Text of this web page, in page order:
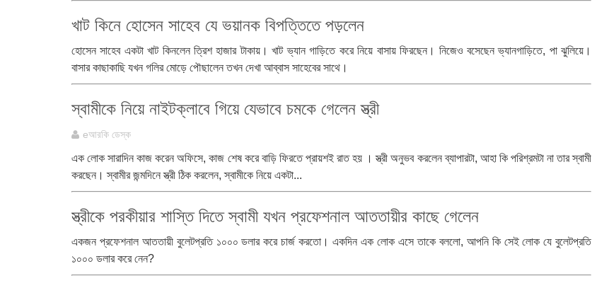
খাট কিনে হোসেন সাহেব যে ভয়ানক বিপত্তিতে পড়লেন
হোসেন সাহেব একটা খাট কিনলেন ত্রিশ হাজার টাকায়। খাট ভ্যান গাড়িতে করে নিয়ে বাসায় ফিরছেন। নিজেও বসেছেন ভ্যানগাড়িতে, পা ঝুলিয়ে।
বাসার কাছাকাছি যখন গলির মোড়ে পৌছালেন তখন দেখা আব্বাস সাহেবের সাথে।
স্বামীকে নিয়ে নাইটক্লাবে গিয়ে যেভাবে চমকে গেলেন স্ত্রী
eআরকি ডেস্ক
এক লোক সারাদিন কাজ করেন অফিসে, কাজ শেষ করে বাড়ি ফিরতে প্রায়শই রাত হয় । স্ত্রী অনুভব করলেন ব্যাপারটা, আহা কি পরিশ্রমটা না তার স্বামী
করছেন। স্বামীর জন্মদিনে স্ত্রী ঠিক করলেন, স্বামীকে নিয়ে একটা...
স্ত্রীকে পরকীয়ার শাস্তি দিতে স্বামী যখন প্রফেশনাল আততায়ীর কাছে গেলেন
একজন প্রফেশনাল আততায়ী বুলেটপ্রতি ১০০০ ডলার করে চার্জ করতো। একদিন এক লোক এসে তাকে বললো, আপনি কি সেই লোক যে বুলেটপ্রতি
১০০০ ডলার করে নেন?